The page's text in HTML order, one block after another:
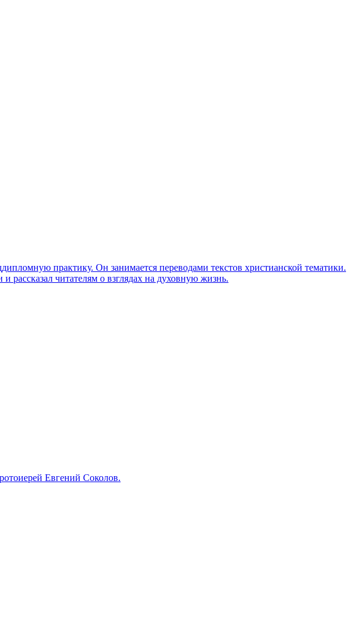
практику. Он занимается переводами текстов христианской тематики.
читателям о взглядах на духовную жизнь.
Евгений Соколов.